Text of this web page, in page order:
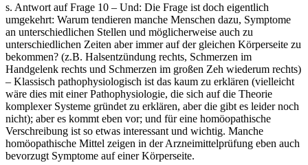
s. Antwort auf Frage 10 – Und: Die Frage ist doch eigentlich
umgekehrt: Warum tendieren manche Menschen dazu, Symptome
an unterschiedlichen Stellen und möglicherweise auch zu
unterschiedlichen Zeiten aber immer auf der gleichen Körperseite zu
bekommen? (z.B. Halsentzündung rechts, Schmerzen im
Handgelenk rechts und Schmerzen im großen Zeh wiederum rechts)
– Klassisch pathophysiologisch ist das kaum zu erklären (vielleicht
wäre dies mit einer Pathophysiologie, die sich auf die Theorie
komplexer Systeme gründet zu erklären, aber die gibt es leider noch
nicht); aber es kommt eben vor; und für eine homöopathische
Verschreibung ist so etwas interessant und wichtig. Manche
homöopathische Mittel zeigen in der Arzneimittelprüfung eben auch
bevorzugt Symptome auf einer Körperseite.